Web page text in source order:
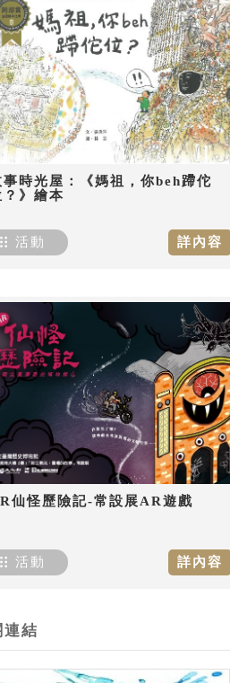
事時光屋：《媽祖，你beh蹛佗
？》繪本
詳內容
活動
仙怪歷險記-常設展AR遊戲
詳內容
活動
連結